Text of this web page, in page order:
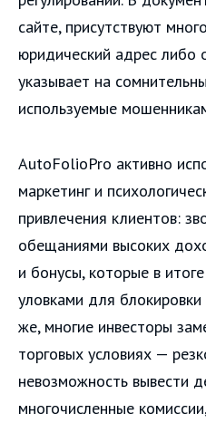
сайте, присутствуют
юридический адрес либо
указывает на
используемые
AutoFolioPro активно
маркетинг и
привлечения клиентов:
обещаниями высоких
и бонусы, которые в
уловками для
же, многие инвесторы
торговых условиях —
невозможность вывести
многочисленные